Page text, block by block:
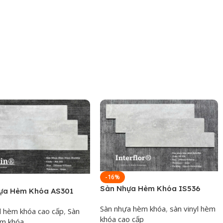
hoạt cho nhiều hạng mục công trình:
với mức giá cạnh tranh, tối ưu chi phí nhất thị trường.
Hèm Khóa AS301
hèm khóa cao cấp, Sàn
-16%
Sàn Nhựa Hèm Khóa IS536
Sàn nhựa hèm khóa, sàn vinyl hèm
khóa cao cấp